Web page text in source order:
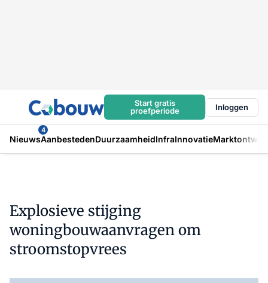
Start gratis
proefperiode
Inloggen
Nieuws
4
AanbestedenDuurzaamheidInfraInnovatie
Explosieve stijging
woningbouwaanvragen om
stroomstopvrees